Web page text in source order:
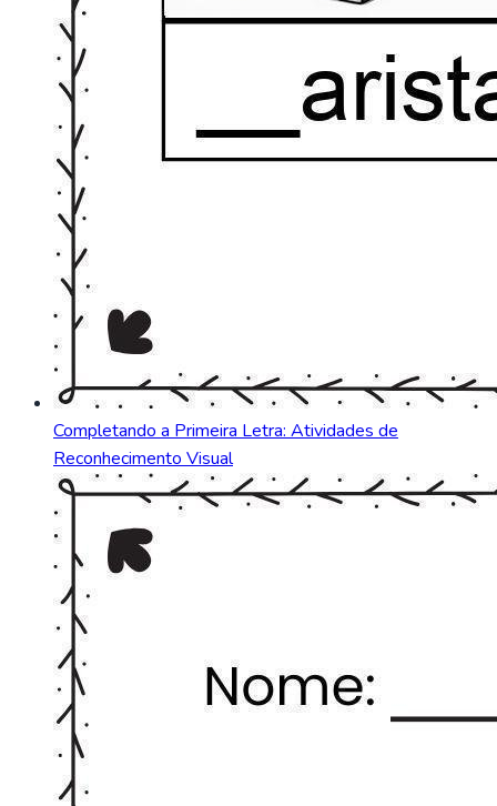
Completando a Primeira Letra: Atividades de
Reconhecimento Visual